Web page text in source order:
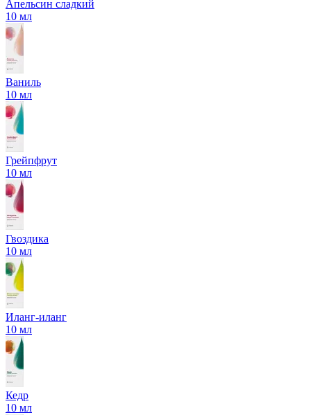
Апельсин сладкий
10 мл
Ваниль
10 мл
Грейпфрут
10 мл
Гвоздика
10 мл
Иланг-иланг
10 мл
Кедр
10 мл